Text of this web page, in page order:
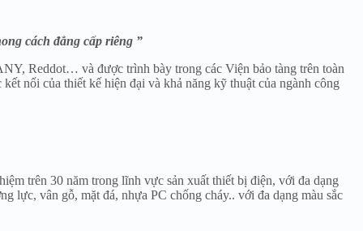
cách đẳng cấp riêng ”
Reddot… và được trình bày trong các Viện bảo tàng trên toàn
nối của thiết kế hiện đại và khả năng kỹ thuật của ngành công
trên 30 năm trong lĩnh vực sản xuất thiết bị điện, với đa dạng
vân gỗ, mặt đá, nhựa PC chống cháy.. với đa dạng màu sắc